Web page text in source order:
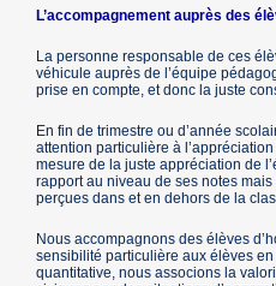
L’accompagnement auprès des
La personne responsable de ces
véhicule auprès de l’équipe
prise en compte, et donc la juste
En fin de trimestre ou d’année
attention particulière à
mesure de la juste appréciation de
rapport au niveau de ses notes
perçues dans et en dehors de la
Nous accompagnons des élèves
sensibilité particulière aux élèves en
quantitative, nous associons la